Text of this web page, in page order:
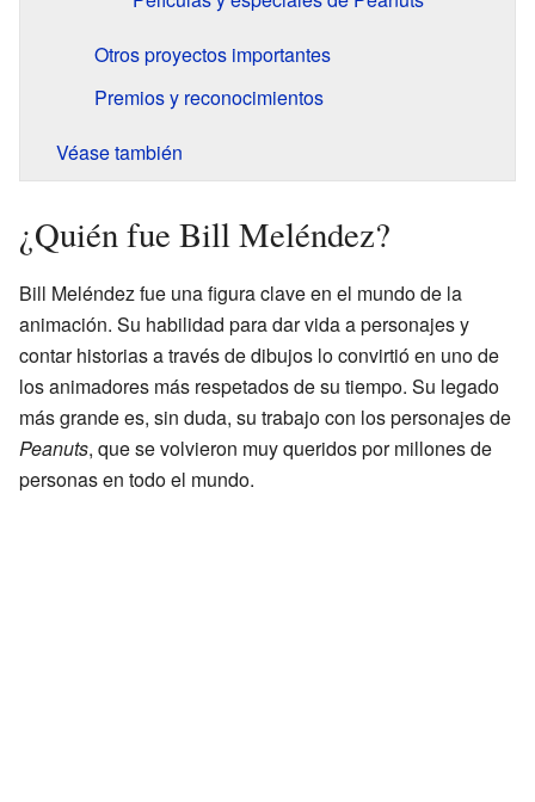
Otros proyectos importantes
Premios y reconocimientos
Véase también
¿Quién fue Bill Meléndez?
Bill Meléndez fue una figura clave en el mundo de la
animación. Su habilidad para dar vida a personajes y
contar historias a través de dibujos lo convirtió en uno de
los animadores más respetados de su tiempo. Su legado
más grande es, sin duda, su trabajo con los personajes de
Peanuts, que se volvieron muy queridos por millones de
personas en todo el mundo.